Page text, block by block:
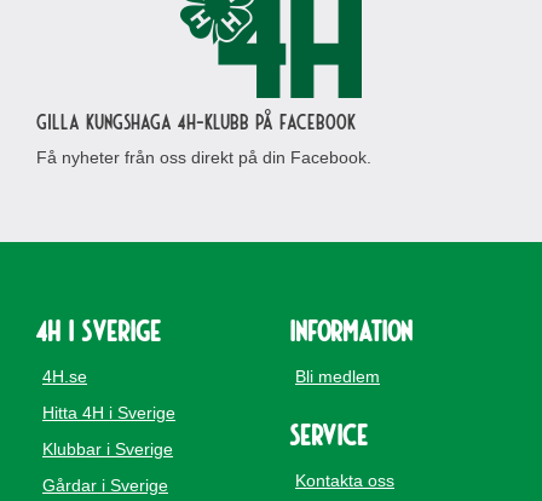
Gilla Kungshaga 4H-klubb på Facebook
Få nyheter från oss direkt på din Facebook.
4H i Sverige
4H.se
Hitta 4H i Sverige
Klubbar i Sverige
Gårdar i Sverige
Information
Bli medlem
Service
Kontakta oss